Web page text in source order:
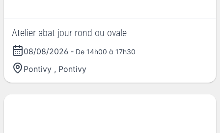
Atelier abat-jour rond ou ovale
08/08/2026 - De 14h00 à 17h30
Pontivy , Pontivy